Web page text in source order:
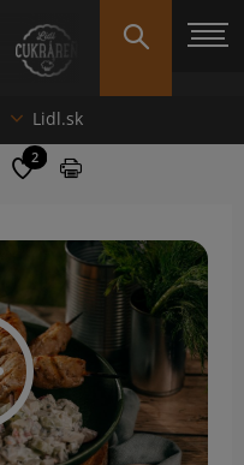
Lidl.sk
2